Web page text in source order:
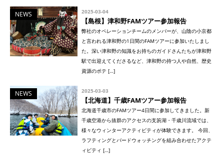
NEWS 2025-03-04
【島根】津和野FAMツアー参加報告
弊社のオペレーションチームのメンバーが、山陰の小京都
と言われる津和野の1日間のFAMツアーに参加いたしまし
た。深い津和野の知識をお持ちのガイドさんたちが津和野
駅で出迎えてくださるなど、津和野の持つ人や自然、歴史
資源のポテ […]
NEWS 2025-03-03
【北海道】千歳FAMツアー参加報告
北海道千歳市のFAMツアー4日間に参加してきました。新
千歳空港から抜群のアクセスの支笏湖・千歳川流域では、
様々なウィンターアクティビティが体験できます。 今回、
ラフティングとバードウォッチングを組み合わせたアクテ
ィビティ […]